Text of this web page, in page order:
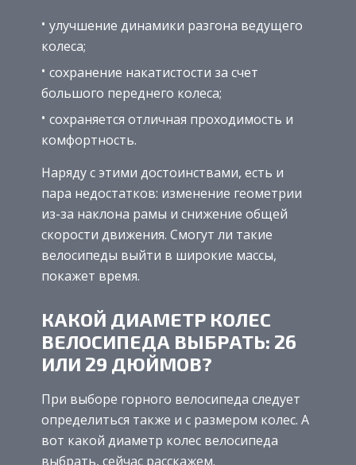
улучшение динамики разгона ведущего
колеса;
сохранение накатистости за счет
большого переднего колеса;
сохраняется отличная проходимость и
комфортность.
Наряду с этими достоинствами, есть и
пара недостатков: изменение геометрии
из-за наклона рамы и снижение общей
скорости движения. Смогут ли такие
велосипеды выйти в широкие массы,
покажет время.
КАКОЙ ДИАМЕТР КОЛЕС
ВЕЛОСИПЕДА ВЫБРАТЬ: 26
ИЛИ 29 ДЮЙМОВ?
При выборе горного велосипеда следует
определиться также и с размером колес. А
вот какой диаметр колес велосипеда
выбрать, сейчас расскажем.